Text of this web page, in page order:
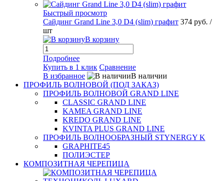
Быстрый просмотр
Сайдинг Grand Line 3,0 D4 (slim) графит 374 руб. /
шт
В корзину
Подробнее
Купить в 1 клик Сравнение
В избранное
В наличии
ПРОФИЛЬ ВОЛНОВОЙ (ПОД ЗАКАЗ)
ПРОФИЛЬ ВОЛНОВОЙ GRAND LINE
CLASSIC GRAND LINE
KAMEA GRAND LINE
KREDO GRAND LINE
KVINTA PLUS GRAND LINE
ПРОФИЛЬ ВОЛНООБРАЗНЫЙ STYNERGY K
GRAPHITE45
ПОЛИЭСТЕР
КОМПОЗИТНАЯ ЧЕРЕПИЦА